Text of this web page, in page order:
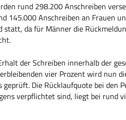
rund 298.200 Anschreiben
145.000 Anschreiben an Frauen
statt, da für Männer die
der Schreiben innerhalb der
vier Prozent wird nun
Die Rücklaufquote bei den
verpflichtet sind, liegt bei rund